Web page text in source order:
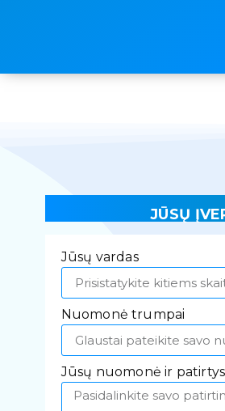
JŪSŲ
Jūsų vardas
Nuomonė trumpai
Jūsų nuomonė ir